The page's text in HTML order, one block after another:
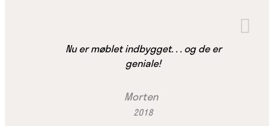
Nu er møblet indbygget. . . og de er
geniale!
Morten
2018